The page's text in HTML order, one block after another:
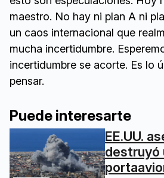
maestro. No hay ni plan A ni
un caos internacional que
mucha incertidumbre.
incertidumbre se acorte. Es lo
pensar.
Puede interesarte
EE.UU.
destruyó